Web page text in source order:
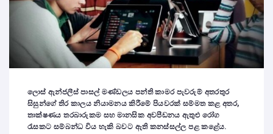
ලොස් ඇන්ජලීස් පාසල් මණ්ඩලය පන්ති කාමර පැවරුම් අතරතුර
සිසුන්ගේ තිර කාලය නියාමනය කිරීමේ පියවරක් සම්මත කළ අතර,
තාක්ෂණය තරබාරුකම සහ මානසික අවපීඩනය ඇතුළු රෝග
රැසකට සම්බන්ධ විය හැකි බවට ඇති කනස්සල්ල පළ කළේය.